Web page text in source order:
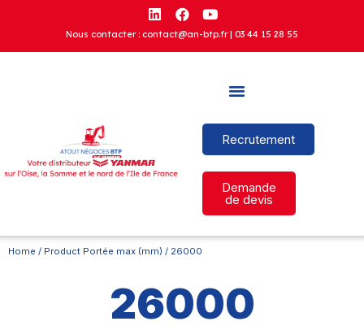
Nous contacter : contact@an-btp.fr | 03 44 15 28 55
Recrutement
Demande
de devis
Home / Product Portée max (mm) / 26000
26000